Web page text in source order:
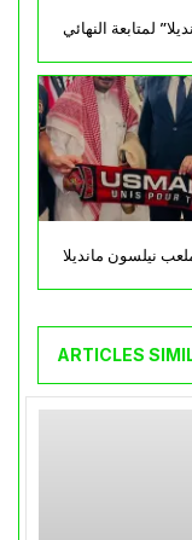
لمتابعة النهائي
نيلسون مانديلا
ARTICLES